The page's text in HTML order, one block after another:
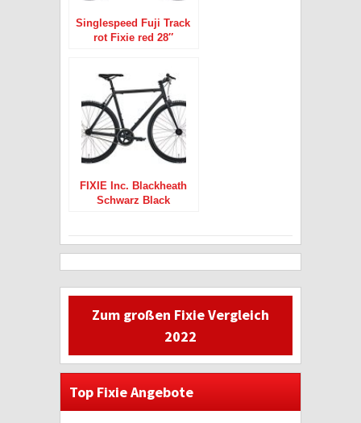
Singlespeed Fuji Track
rot Fixie red 28″
FIXIE Inc. Blackheath
Schwarz Black
Zum großen Fixie Vergleich
2022
Top Fixie Angebote